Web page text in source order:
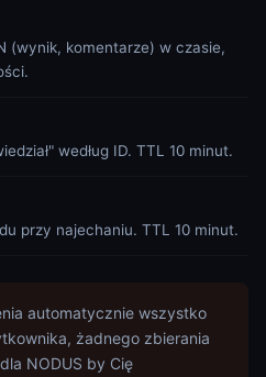
(wynik, komentarze) w czasie,
według ID. TTL 10 minut.
przy najechaniu. TTL 10 minut.
automatycznie wszystko
żadnego zbierania
NODUS by Cię